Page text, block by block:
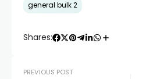
general bulk 2
Shares:
PREVIOUS POST